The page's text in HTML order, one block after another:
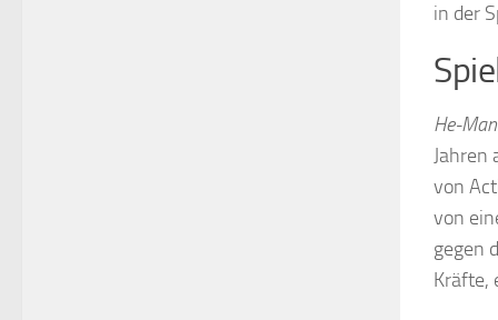
in der
He-
Jahren
von
von
gegen
Kräfte,